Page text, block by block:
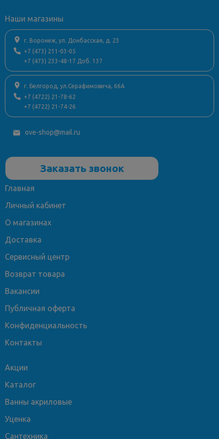
Комплектация
Страна
Стиль дизайна
современный
Наши магазины
г. Воронеж, ул. Донбасская, д. 23
+7 (473) 211-03-05
+7 (473) 233-48-17 Доб. 137
г. Белгород, ул.Серафимовича, 66А
+7 (4722) 21-78-62
+7 (4722) 21-74-26
ove-shop@mail.ru
Заказать звонок
Главная
Личный кабинет
О магазинах
Доставка
Сервисный центр
Возврат товара
Вакансии
Публичная оферта
Конфиденциальность
Контакты
Акции
Каталог
Ванны акриловые
Уценка
Сантехника